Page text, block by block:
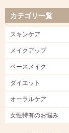
カテゴリ一覧
スキンケア
メイクアップ
ベースメイク
ダイエット
オーラルケア
女性特有のお悩み